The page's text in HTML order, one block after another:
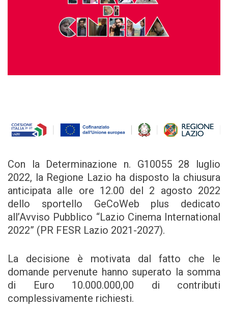
Con la Determinazione n. G10055 28 luglio
2022, la Regione Lazio ha disposto la chiusura
anticipata alle ore 12.00 del 2 agosto 2022
dello sportello GeCoWeb plus dedicato
all’Avviso Pubblico “Lazio Cinema International
2022” (PR FESR Lazio 2021-2027).
La decisione è motivata dal fatto che le
domande pervenute hanno superato la somma
di Euro 10.000.000,00 di contributi
complessivamente richiesti.